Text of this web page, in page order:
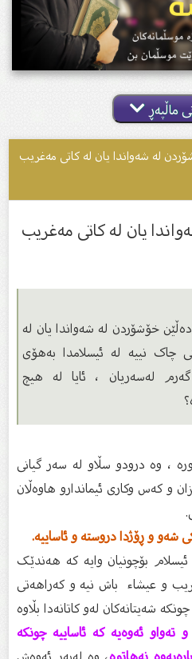
ماڵپەڕ
لە شەواندا یان لە کاتى مەغریب
یان لە کاتى مەغریب
خۆشۆردن لە شەواندا یان لە
نییە لە ئیسلامدا بەهۆی
لەسەریان ، ئایا لە هیچ
وە درودو سڵاو لە سەر گیانى
و كەس وكارى ئیماندارو هاوەڵان
و ڕۆژدا دروستە و ئاساییە.
بۆچونیان وایە کە هەندێک
و عیشاء باش نیە و کەراهەتی
شەیتانەکان لەو کاتانەدا بڵاوە
ئەوەیە کە ئاساییە چونکە